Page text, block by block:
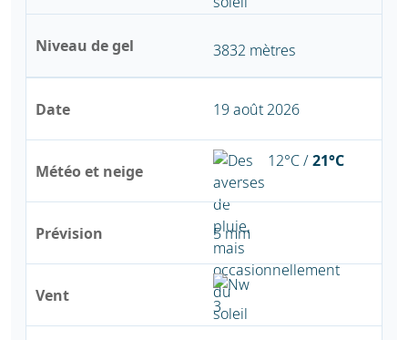
Niveau de gel 3832 mètres
Date
Météo et neige
Prévision
Vent
19 août 2026
12°C /21°C
5 mm